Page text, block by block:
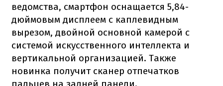
ведомства, смартфон оснащается 5,84-
дюймовым дисплеем с каплевидным
вырезом, двойной основной камерой с
системой искусственного интеллекта и
вертикальной организацией. Также
новинка получит сканер отпечатков
пальцев на задней панели.